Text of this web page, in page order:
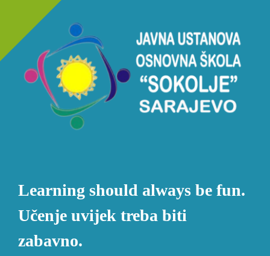
Learning should always be fun.
Učenje uvijek treba biti
zabavno.